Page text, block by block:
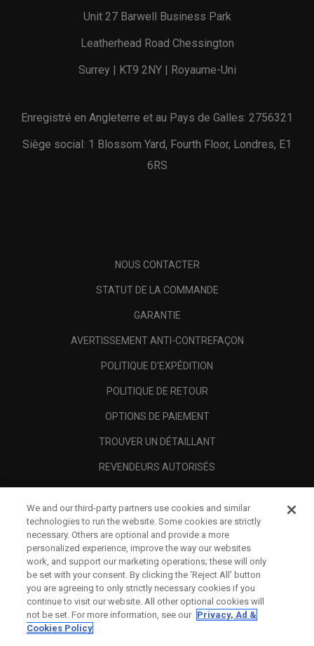
Unit 27 Barwell Business Park
Leatherhead Road Chessington
Surrey | KT9 2NY | Royaume-Uni
Enregistré en Angleterre et au Pays de Galles: 2756321
Siège social: 1 Blossom Yard, Fourth Floor, Londres, E1
6RS
NOUS CONTACTER
STATUT DE LA COMMANDE
GARANTIE
AVERTISSEMENT ANTI-CONTREFAÇON
POLITIQUE D'EXPÉDITION
POLITIQUE DE RETOUR
OPTIONS DE PAIEMENT
TROUVER UN DÉTAILLANT
REVENDEURS AUTORISÉS
A PROPOS
MENTIONS LÉGALES
We and our third-party partners use cookies and similar
technologies to run the website. Some cookies are strictly
necessary. Others are optional and provide a more
personalized experience, improve the way our websites
work, and support our marketing operations; these will only
be set with your consent. By clicking the ‘Reject All' button
you are agreeing to only strictly necessary cookies if you
continue to visit our website. All other optional cookies will
not be set. For more information, see our Privacy, Ad &
Cookies Policy